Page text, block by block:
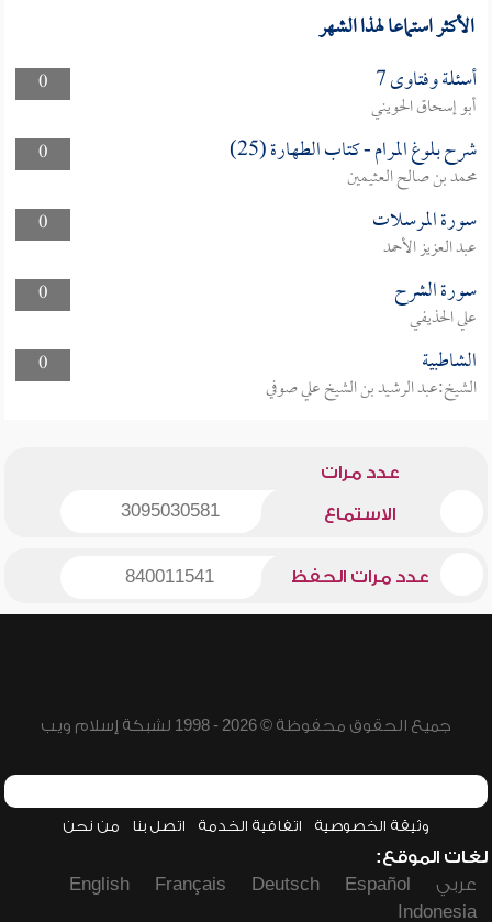
الأكثر استماعا لهذا الشهر
0 أسئلة وفتاوى 7
أبو إسحاق الحويني
0
شرح بلوغ المرام - كتاب الطهارة (25)
محمد بن صالح العثيمين
0
سورة المرسلات
عبد العزيز الأحمد
0
سورة الشرح
علي الحذيفي
0
الشاطبية
الشيخ:عبد الرشيد بن الشيخ علي صوفي
عدد مرات
الاستماع 3095030581
عدد مرات الحفظ 840011541
جميع الحقوق محفوظة © 2026 - 1998 لشبكة إسلام ويب
وثيقة الخصوصية اتفاقية الخدمة اتصل بنا من نحن
لغات الموقع:
عربي
Español
Deutsch
Français
English
Indonesia